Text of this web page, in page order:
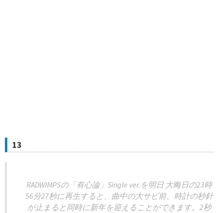
13
RADWIMPSの「有心論」Single ver.を明日 大晦日の23時
56分27秒に再生すると、曲中の大サビ前、時計の秒針
が止まると同時に新年を迎えることができます。2秒